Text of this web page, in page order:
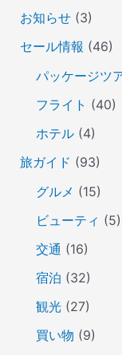
お知らせ(3)
セール情報 (46)
パッケージツ
フライト (40)
ホテル(4)
旅ガイド (93)
グルメ (15)
ビューティ (5)
交通 (16)
宿泊 (32)
観光(27)
買い物 (9)